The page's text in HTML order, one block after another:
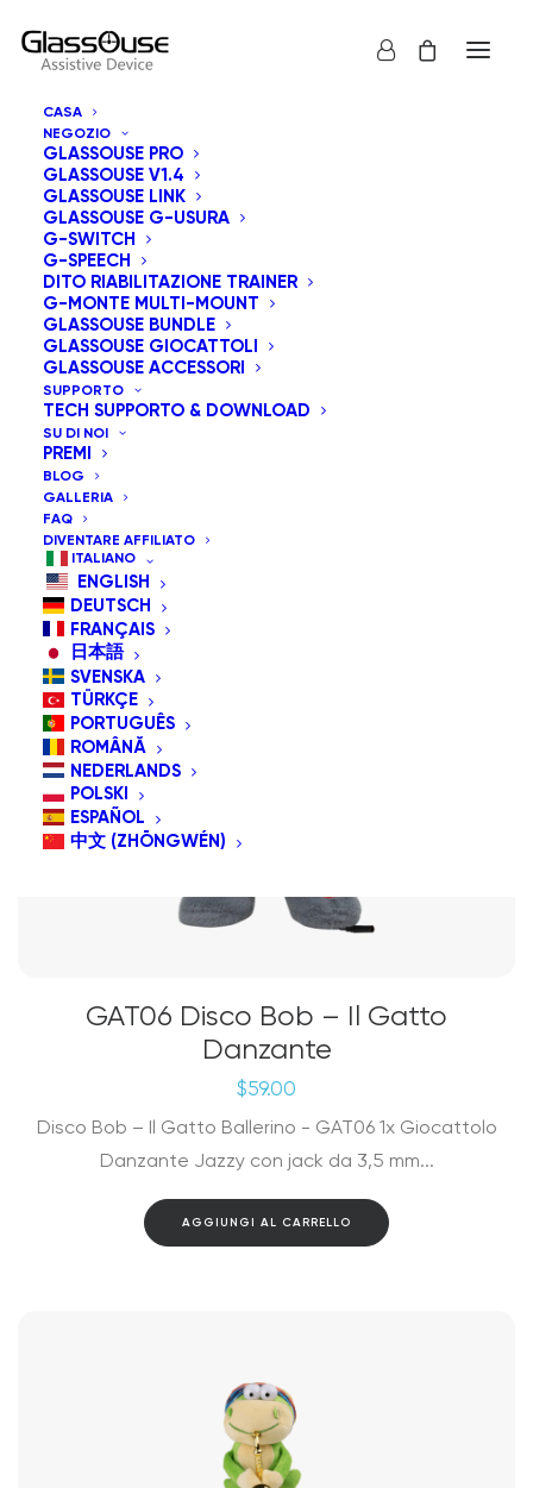
CASA
NEGOZIO
GLASSOUSE PRO
GLASSOUSE V1.4
GLASSOUSE LINK
GLASSOUSE G-USURA
G-SWITCH
G-SPEECH
DITO RIABILITAZIONE TRAINER
G-MONTE MULTI-MOUNT
GLASSOUSE BUNDLE
GLASSOUSE GIOCATTOLI
GLASSOUSE ACCESSORI
SUPPORTO
TECH SUPPORTO & DOWNLOAD
SU DI NOI
PREMI
BLOG
GALLERIA
FAQ
DIVENTARE AFFILIATO
ITALIANO
ENGLISH
DEUTSCH
FRANÇAIS
日本語
SVENSKA
TÜRKÇE
PORTUGUÊS
ROMÂNĂ
NEDERLANDS
POLSKI
ESPAÑOL
中文 (ZHŌNGWÉN)
Mostra tutto
Prezzo: dal più caro
Ordinamento predefinito
Popolarità
Prezzo: dal più economico
GAT06 Disco Bob – Il Gatto
Danzante
$59.00
Disco Bob – Il Gatto Ballerino - GAT06 1x Giocattolo
Danzante Jazzy con jack da 3,5 mm...
AGGIUNGI AL CARRELLO